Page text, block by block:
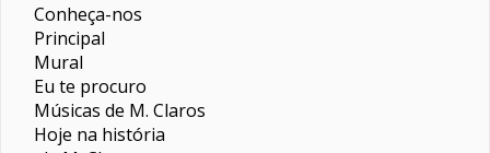
Conheça-nos
Principal
Mural
Eu te procuro
Músicas de M. Claros
Hoje na história